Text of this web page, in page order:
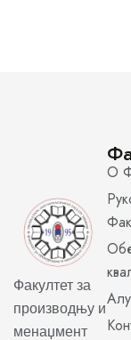
Факултет за
производњу и
менаџмент
О